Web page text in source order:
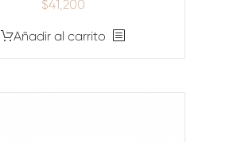
$41,200
Añadir al carrito